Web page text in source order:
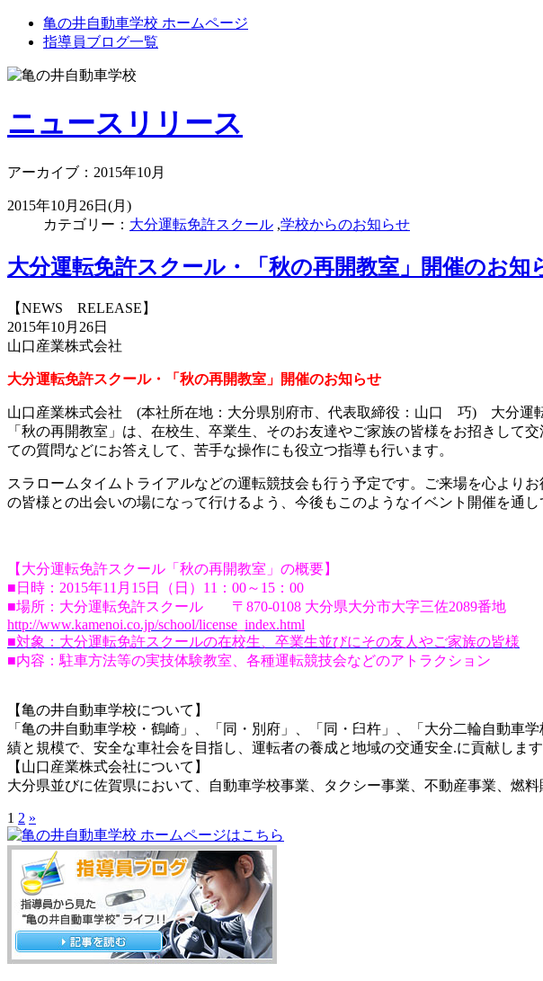
亀の井自動車学校 ホームページ
指導員ブログ一覧
ニュースリリース
アーカイブ：2015年10月
2015年10月26日(月)
カテゴリー： 大分運転免許スクール ,学校からのお知らせ
大分運転免許スクール・「秋の再開教室」開催のお知
【NEWS RELEASE】
2015年10月26日
山口産業株式会社
大分運転免許スクール・「秋の再開教室」開催のお知らせ
山口産業株式会社 (本社所在地：大分県別府市、代表取締役：山口 巧) 大分運転
「秋の再開教室」は、在校生、卒業生、そのお友達やご家族の皆様をお招きし
ての質問などにお答えして、苦手な操作にも役立つ指導も行います。
スラロームタイムトライアルなどの運転競技会も行う予定です。ご来場を心より
の皆様との出会いの場になって行けるよう、今後もこのようなイベント開催を通
【大分運転免許スクール「秋の再開教室」の概要】
■日時：2015年11月15日（日）11：00～15：00
■場所：大分運転免許スクール 〒870-0108 大分県大分市大字三佐2089番地
http://www.kamenoi.co.jp/school/license_index.html
■対象：大分運転免許スクールの在校生、卒業生並びにその友人やご家族の皆様
■内容：駐車方法等の実技体験教室、各種運転競技会などのアトラクション
【亀の井自動車学校について】
「亀の井自動車学校・鶴崎」、「同・別府」、「同・臼杵」、「大分二輪自動
績と規模で、安全な車社会を目指し、運転者の養成と地域の交通安全.に貢献します
【山口産業株式会社について】
大分県並びに佐賀県において、自動車学校事業、タクシー事業、不動産事業、燃料
1 2 »